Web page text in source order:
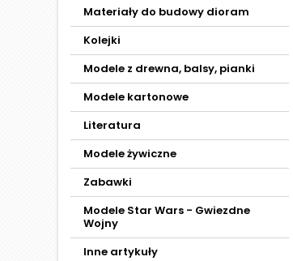
Materiały do budowy dioram
Kolejki
Modele z drewna, balsy, pianki
Modele kartonowe
Literatura
Modele żywiczne
Zabawki
Modele Star Wars - Gwiezdne
Wojny
Inne artykuły